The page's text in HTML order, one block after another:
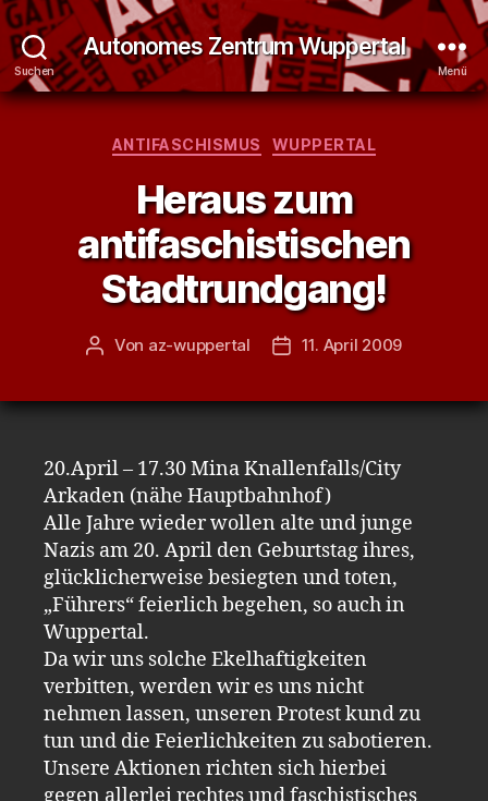
Suchen
Autonomes Zentrum Wuppertal
Menü
Kategorien
ANTIFASCHISMUS WUPPERTAL
Heraus zum
antifaschistischen
Stadtrundgang!
Beitragsautor
Von az-wuppertal Veröffentlichungsdatum
11. April 2009
20.April – 17.30 Mina Knallenfalls/City
Arkaden (nähe Hauptbahnhof)
Alle Jahre wieder wollen alte und junge
Nazis am 20. April den Geburtstag ihres,
glücklicherweise besiegten und toten,
„Führers“ feierlich begehen, so auch in
Wuppertal.
Da wir uns solche Ekelhaftigkeiten
verbitten, werden wir es uns nicht
nehmen lassen, unseren Protest kund zu
tun und die Feierlichkeiten zu sabotieren.
Unsere Aktionen richten sich hierbei
gegen allerlei rechtes und faschistisches